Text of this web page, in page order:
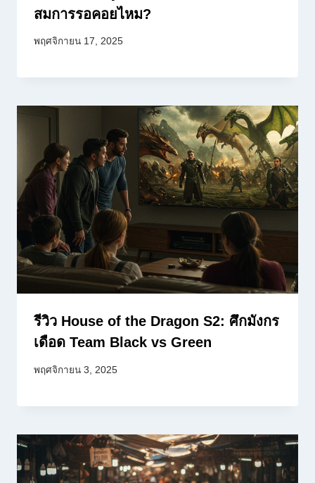
สมการรอคอยไหม?
พฤศจิกายน 17, 2025
รีวิว House of the Dragon S2: ศึกมังกร
เดือด Team Black vs Green
พฤศจิกายน 3, 2025